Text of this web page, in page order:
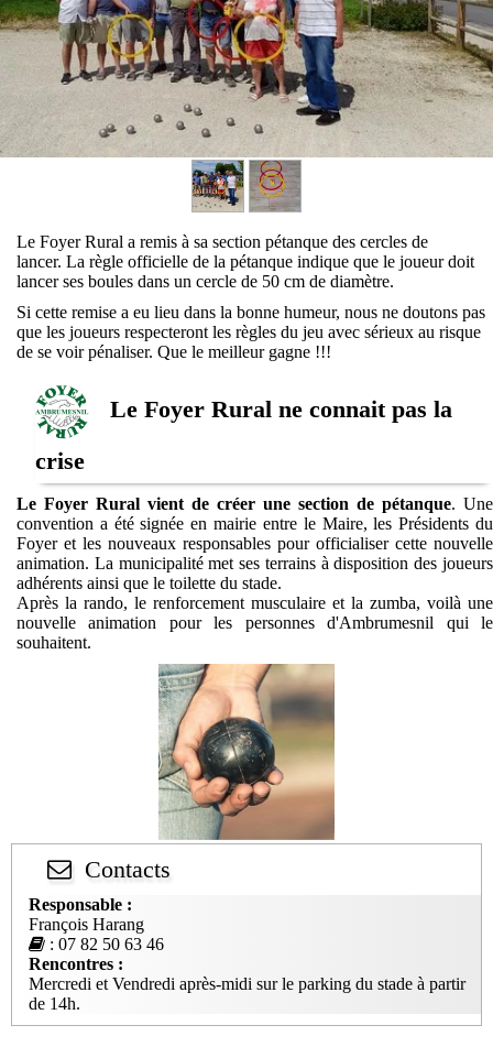
Le Foyer Rural a remis à sa section pétanque des cercles de
lancer. La règle officielle de la pétanque indique que le joueur doit
lancer ses boules dans un cercle de 50 cm de diamètre.
Si cette remise a eu lieu dans la bonne humeur, nous ne doutons pas
que les joueurs respecteront les règles du jeu avec sérieux au risque
de se voir pénaliser. Que le meilleur gagne !!!
Le Foyer Rural ne connait pas la
crise
Le Foyer Rural vient de créer une section de pétanque. Une
convention a été signée en mairie entre le Maire, les Présidents du
Foyer et les nouveaux responsables pour officialiser cette nouvelle
animation. La municipalité met ses terrains à disposition des joueurs
adhérents ainsi que le toilette du stade.
Après la rando, le renforcement musculaire et la zumba, voilà une
nouvelle animation pour les personnes d'Ambrumesnil qui le
souhaitent.
Contacts
Responsable :
François Harang
: 07 82 50 63 46
Rencontres :
Mercredi et Vendredi après-midi sur le parking du stade à partir
de 14h.